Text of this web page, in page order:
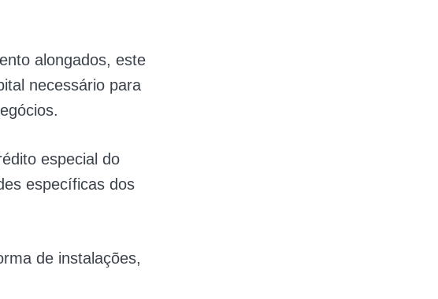
alongados, este
necessário para
especial do
específicas dos
de instalações,